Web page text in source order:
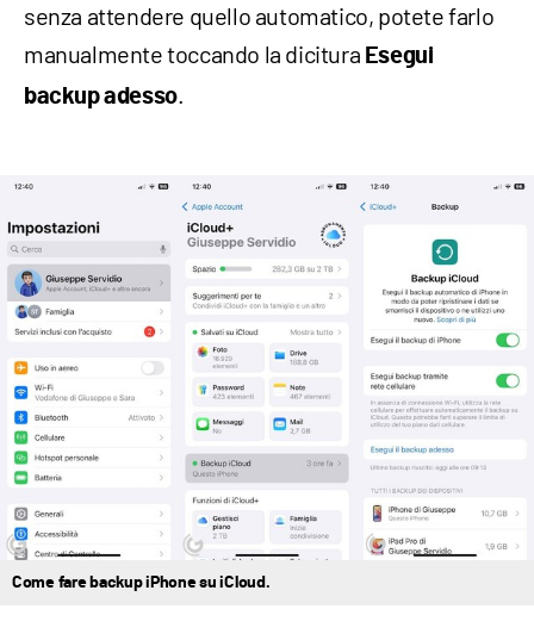
senza attendere quello automatico, potete farlo
manualmente toccando la dicitura Esegui
backup adesso.
Come fare backup iPhone su iCloud.